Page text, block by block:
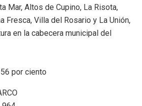
Mar, Altos de Cupino, La Risota,
Fresca, Villa del Rosario y La Unión,
en la cabecera municipal del
por ciento